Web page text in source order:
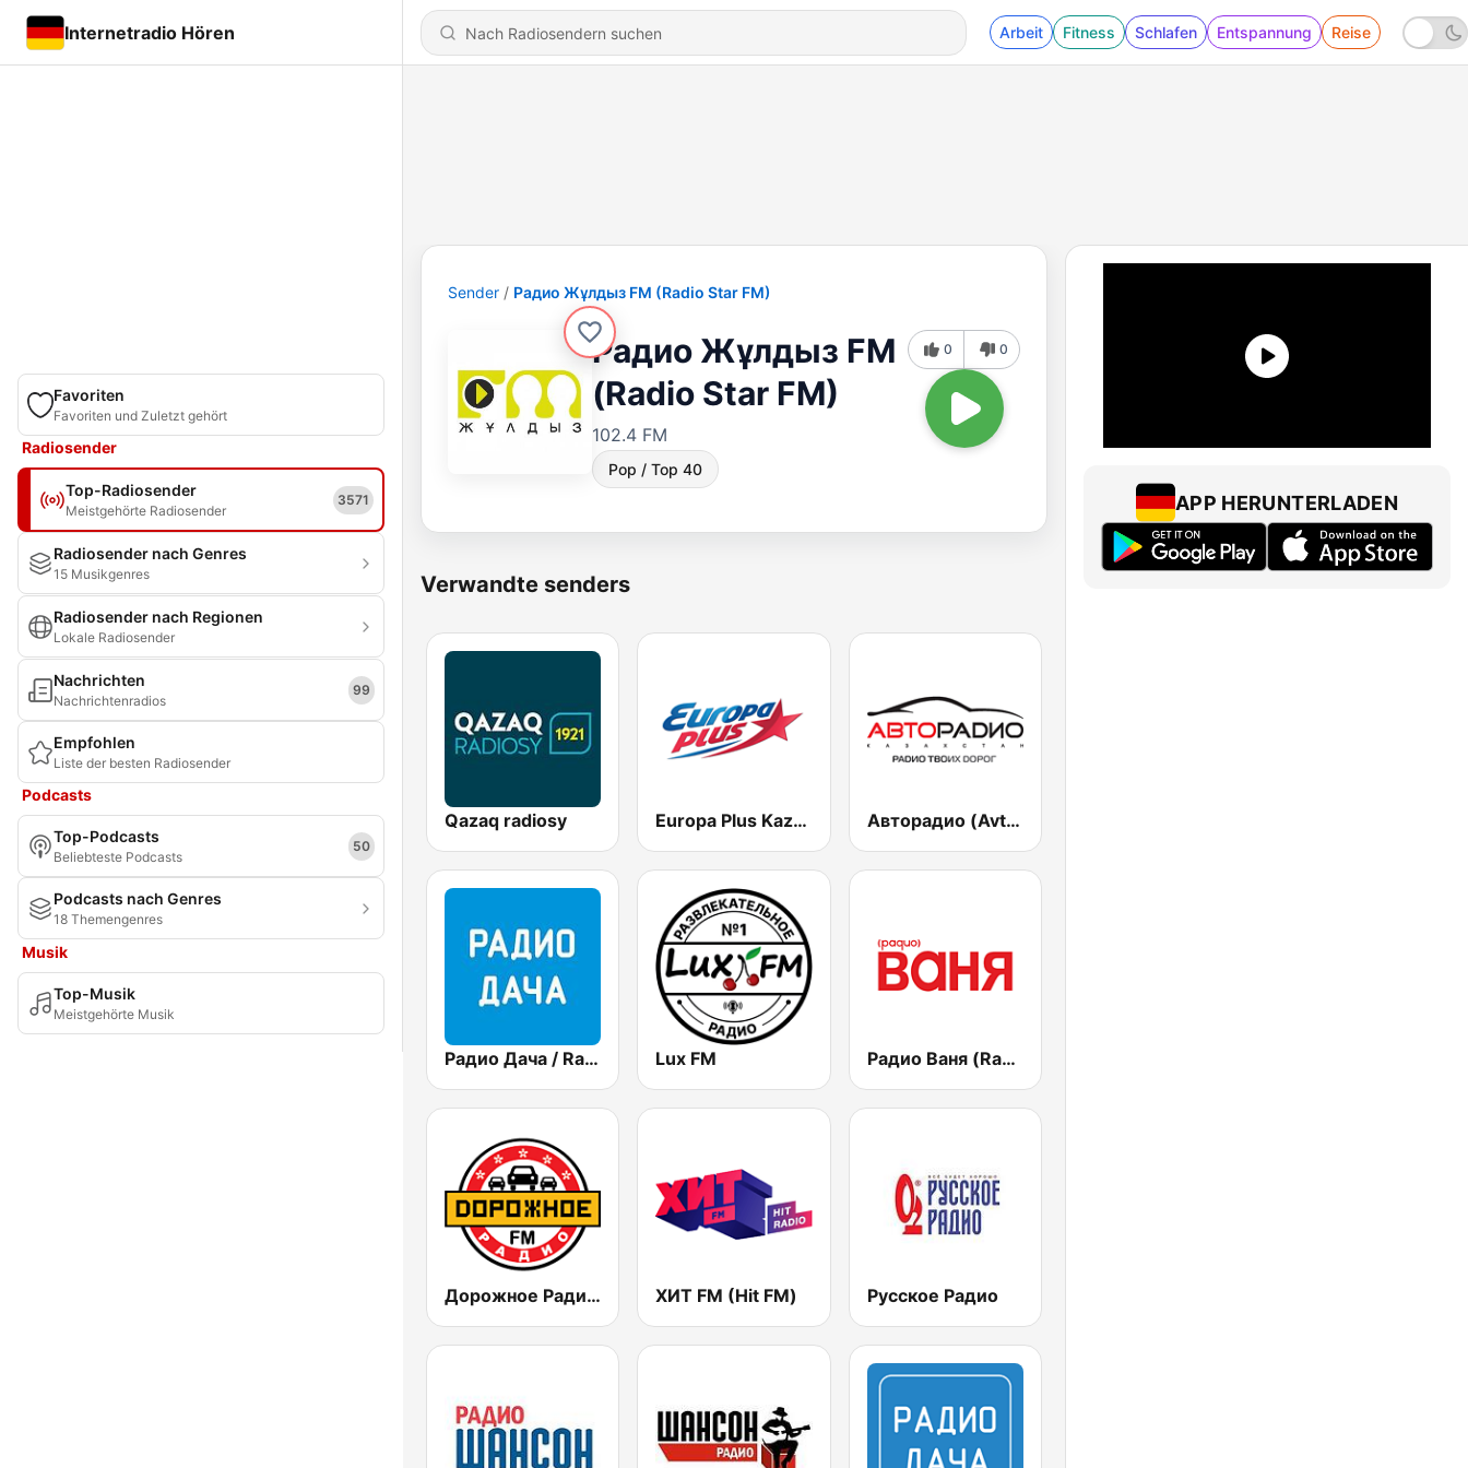
Internetradio Hören Arbeit Fitness Schlafen Entspannung Reise
Favoriten
Favoriten und Zuletzt gehört
Radiosender
Top-Radiosender
Meistgehörte Radiosender
3571
Radiosender nach Genres
15 Musikgenres
Radiosender nach Regionen
Lokale Radiosender
Nachrichten
Nachrichtenradios
99
Empfohlen
Liste der besten Radiosender
Podcasts
Top-Podcasts
Beliebteste Podcasts
50
Podcasts nach Genres
18 Themengenres
Musik
Top-Musik
Meistgehörte Musik
Sender Радио Жұлдыз FM (Radio Star FM)
Радио Жұлдыз FM
(Radio Star FM)
102.4 FM
Pop / Top 40
0 0
Verwandte senders
Qazaq radiosy Europa Plus Kazakhstan 107.0 FM Авторадио (Avtoradio)
Радио Дача / Radio Dacha FM Lux FM Радио Ваня (Radio Vanya)
Дорожное Радио (Dorojnoe Radio) ХИТ FМ (Hit FM) Русское Радио
APP HERUNTERLADEN